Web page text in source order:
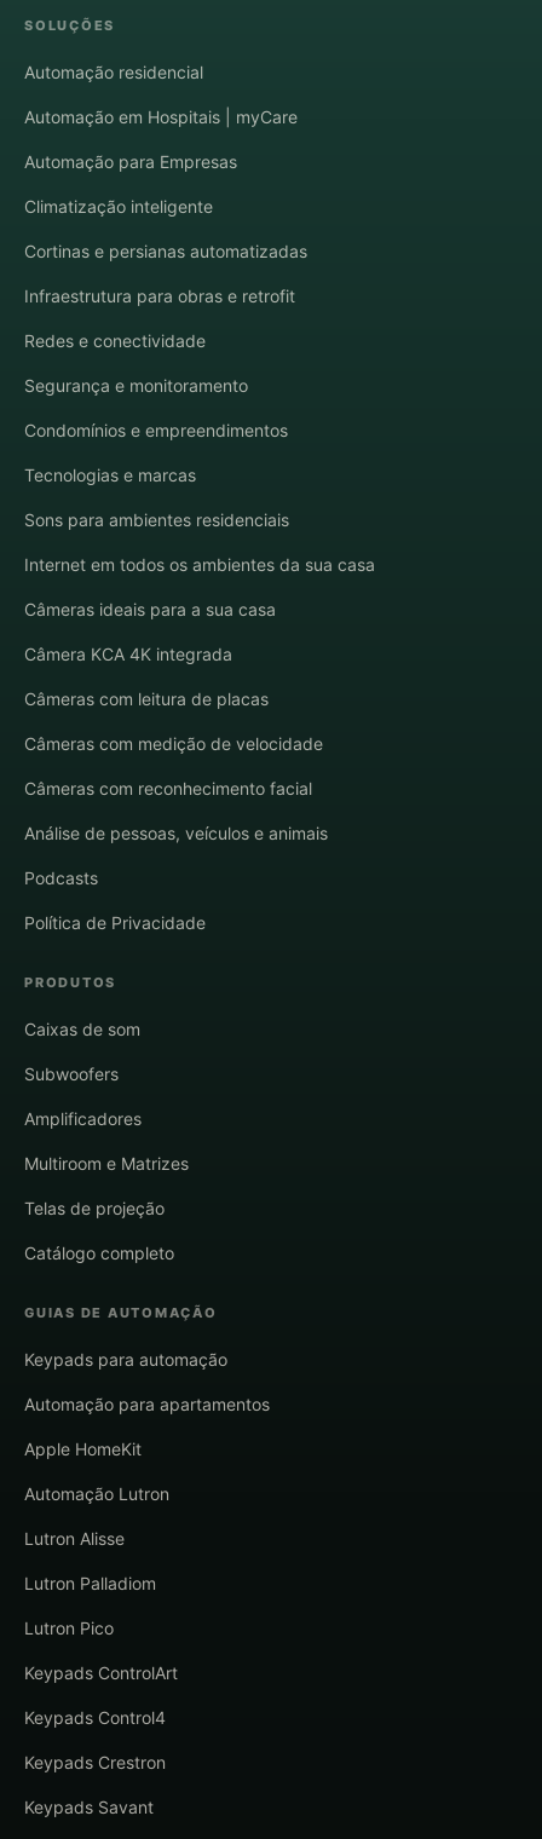
SOLUÇÕES
Automação residencial
Automação em Hospitais | myCare
Automação para Empresas
Climatização inteligente
Cortinas e persianas automatizadas
Infraestrutura para obras e retrofit
Redes e conectividade
Segurança e monitoramento
Condomínios e empreendimentos
Tecnologias e marcas
Sons para ambientes residenciais
Internet em todos os ambientes da sua casa
Câmeras ideais para a sua casa
Câmera KCA 4K integrada
Câmeras com leitura de placas
Câmeras com medição de velocidade
Câmeras com reconhecimento facial
Análise de pessoas, veículos e animais
Podcasts
Política de Privacidade
PRODUTOS
Caixas de som
Subwoofers
Amplificadores
Multiroom e Matrizes
Telas de projeção
Catálogo completo
GUIAS DE AUTOMAÇÃO
Keypads para automação
Automação para apartamentos
Apple HomeKit
Automação Lutron
Lutron Alisse
Lutron Palladiom
Lutron Pico
Keypads ControlArt
Keypads Control4
Keypads Crestron
Keypads Savant